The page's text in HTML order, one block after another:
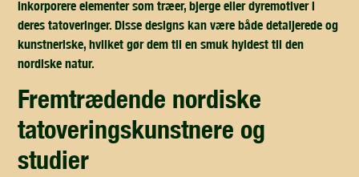
inkorporere elementer som træer, bjerge eller dyremotiver i
deres tatoveringer. Disse designs kan være både detaljerede og
kunstneriske, hvilket gør dem til en smuk hyldest til den
nordiske natur.
fremtrædende nordiske
tatoveringskunstnere og
studier